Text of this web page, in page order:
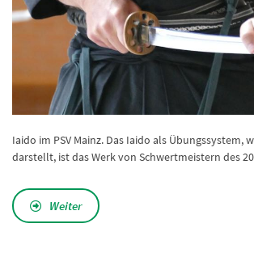
Iaido im PSV Mainz. Das Iaido als Übungssystem,
darstellt, ist das Werk von Schwertmeistern des
Weiter